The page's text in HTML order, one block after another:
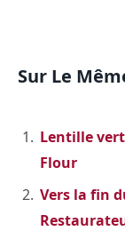
Sur Le
Lentille
Flour
Vers la fin